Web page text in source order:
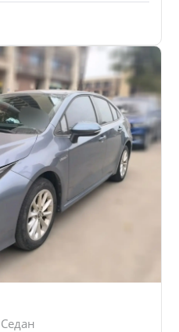
Седан